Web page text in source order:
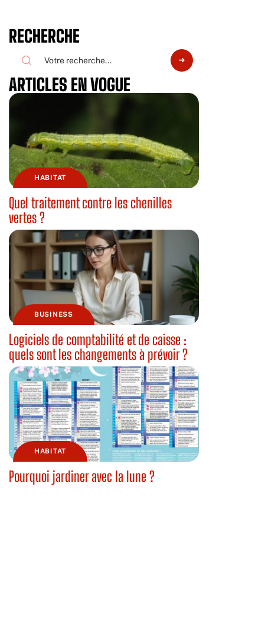
RECHERCHE
ARTICLES EN VOGUE
HABITAT
Quel traitement contre les chenilles
vertes ?
BUSINESS
Logiciels de comptabilité et de caisse :
quels sont les changements à prévoir ?
HABITAT
Pourquoi jardiner avec la lune ?